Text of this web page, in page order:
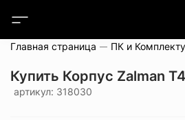
Главная страница ПК и
Купить Корпус Zalman
артикул: 318030